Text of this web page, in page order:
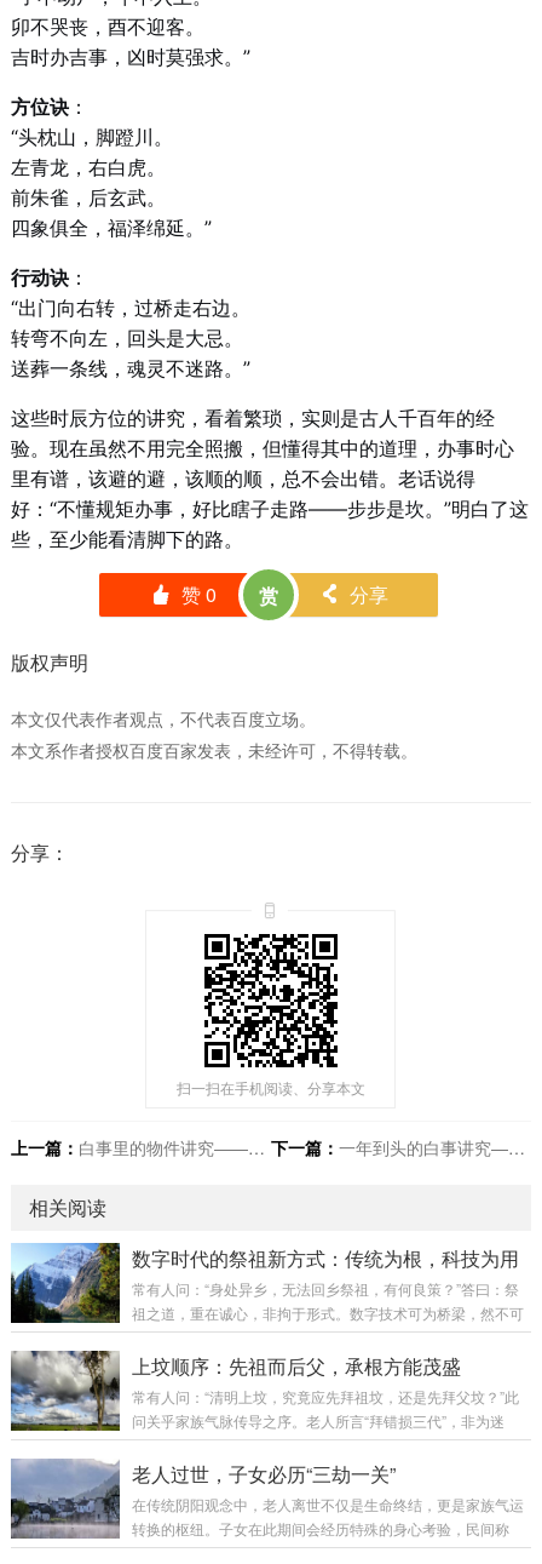
卯不哭丧，酉不迎客。
吉时办吉事，凶时莫强求。”
方位诀：
“头枕山，脚蹬川。
左青龙，右白虎。
前朱雀，后玄武。
四象俱全，福泽绵延。”
行动诀：
“出门向右转，过桥走右边。
转弯不向左，回头是大忌。
送葬一条线，魂灵不迷路。”
这些时辰方位的讲究，看着繁琐，实则是古人千百年的经
验。现在虽然不用完全照搬，但懂得其中的道理，办事时心
里有谱，该避的避，该顺的顺，总不会出错。老话说得
好：“不懂规矩办事，好比瞎子走路——步步是坎。”明白了这
些，至少能看清脚下的路。
󰄼 赞0 赏 󰄯 分享
版权声明
本文仅代表作者观点，不代表百度立场。
本文系作者授权百度百家发表，未经许可，不得转载。
分享：
扫一扫在手机阅读、分享本文
上一篇： 白事里的物件讲究——一针一线都有说法 下一篇： 一年到头的白事讲究——节气节日里的禁忌
相关阅读
数字时代的祭祖新方式：传统为根，科技为用
常有人问：“身处异乡，无法回乡祭祖，有何良策？”答曰：祭
祖之道，重在诚心，非拘于形式。数字技术可为桥梁，然不可
替代实地祭祖之根本意义。今日便为诸位梳理数字时代祭祖之
探索与实践，以作参考。第一章：传统祭祖之困境困境具体表
困境家族成员分散各地，齐聚祭祖愈发困难传承困境年轻一代
对祭祖意义理解渐浅，文化面临断层形式困境传统祭祖形式在
一：线上祭祖平台各大互联网公司推出的虚拟祭祖服务...
上坟顺序：先祖而后父，承根方能茂盛
常有人问：“清明上坟，究竟应先拜祖坟，还是先拜父坟？”此
问关乎家族气脉传导之序。老人所言“拜错损三代”，非为迷
信，实乃根基与枝叶之序不可乱也。正确顺序：先拜祖坟，再
拜父坟。非父母不重要，而是气脉传导，必由根而起，方能及
水之核心，在于气脉传导。祖先气场自祖坟起，一代代向下传
递。如大树，根吸营养，先供主干，主干再养枝叶。祖坟为气
老人过世，子女必历“三劫一关”
在传统阴阳观念中，老人离世不仅是生命终结，更是家族气运
转换的枢纽。子女在此期间会经历特殊的身心考验，民间称
为“孝劫”，主要体现为三劫一关：一、心劫：哀伤成疾，气滞